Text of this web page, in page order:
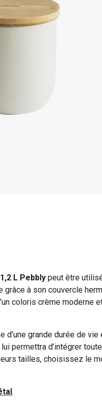
L Pebbly peut être
à son couvercle
coloris crème moderne
d’une grande durée de
permettra d’intégrer
tailles, choisissez le
.